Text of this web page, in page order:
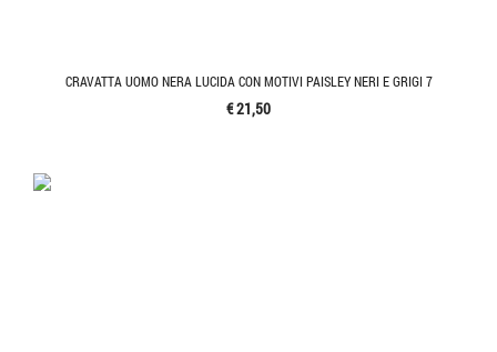
CRAVATTA UOMO NERA LUCIDA CON MOTIVI PAISLEY NERI E GRIGI 7
€ 21,50